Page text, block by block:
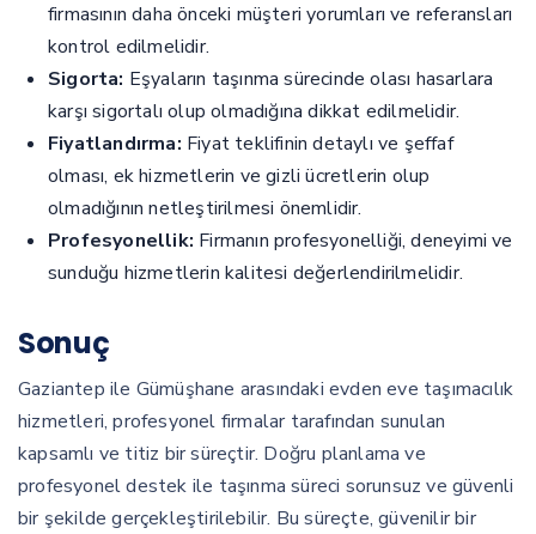
firmasının daha önceki müşteri yorumları ve referansları
kontrol edilmelidir.
Sigorta: Eşyaların taşınma sürecinde olası hasarlara
karşı sigortalı olup olmadığına dikkat edilmelidir.
Fiyatlandırma: Fiyat teklifinin detaylı ve şeffaf
olması, ek hizmetlerin ve gizli ücretlerin olup
olmadığının netleştirilmesi önemlidir.
Profesyonellik: Firmanın profesyonelliği, deneyimi ve
sunduğu hizmetlerin kalitesi değerlendirilmelidir.
Sonuç
Gaziantep ile Gümüşhane arasındaki evden eve taşımacılık
hizmetleri, profesyonel firmalar tarafından sunulan
kapsamlı ve titiz bir süreçtir. Doğru planlama ve
profesyonel destek ile taşınma süreci sorunsuz ve güvenli
bir şekilde gerçekleştirilebilir. Bu süreçte, güvenilir bir